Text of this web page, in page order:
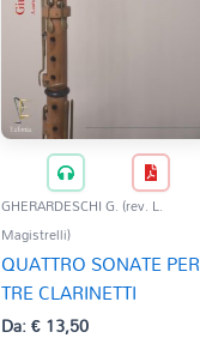
GHERARDESCHI G. (rev. L.
Magistrelli)
QUATTRO SONATE PER
TRE CLARINETTI
Da:€13,50